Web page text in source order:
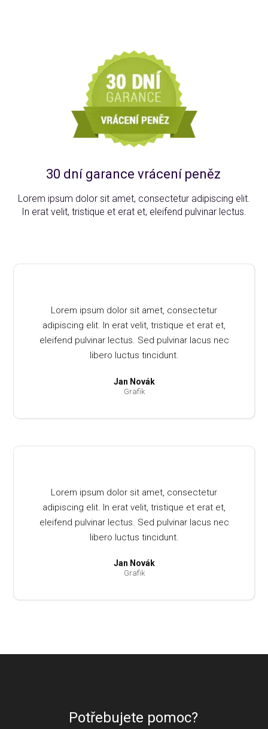
30 dní garance vrácení peněz
Lorem ipsum dolor sit amet, consectetur adipiscing elit.
In erat velit, tristique et erat et, eleifend pulvinar lectus.
Lorem ipsum dolor sit amet, consectetur
adipiscing elit. In erat velit, tristique et erat et,
eleifend pulvinar lectus. Sed pulvinar lacus nec
libero luctus tincidunt.
Jan Novák
Grafik
Lorem ipsum dolor sit amet, consectetur
adipiscing elit. In erat velit, tristique et erat et,
eleifend pulvinar lectus. Sed pulvinar lacus nec
libero luctus tincidunt.
Jan Novák
Grafik
Potřebujete pomoc?